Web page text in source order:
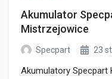
Akumulator
Mistrzejowice
Specpart 23
Akumulatory Specpart